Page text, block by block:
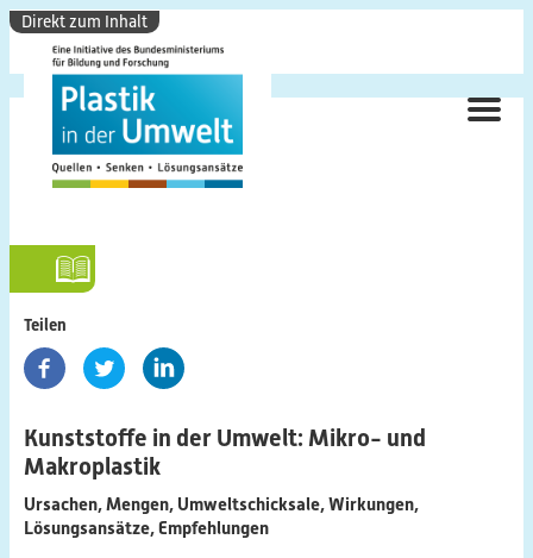
Direkt zum Inhalt
Hauptnavigation
Forschungsschwerpunkt
Hintergrund
Themenbereiche
Querschnittsthemen
Teilen
Kunststoffe in der Umwelt: Mikro- und
Makroplastik
Ursachen, Mengen, Umweltschicksale, Wirkungen,
Lösungsansätze, Empfehlungen